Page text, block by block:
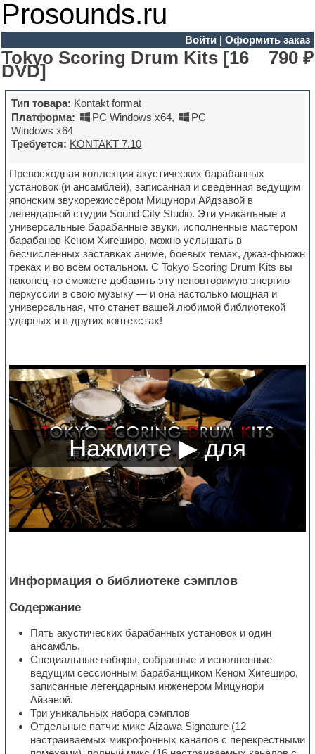
Prosounds.ru
Войти| Оформить заказ
Tokyo Scoring Drum Kits [16
DVD]
790 ₽
Тип товара: Kontakt format
Платформа:
PC Windows x64,
PC
Windows x64
Требуется: KONTAKT 7.10
Превосходная коллекция акустических барабанных
установок (и ансамблей), записанная и сведённая ведущим
японским звукорежиссёром Мицунори Айдзавой в
легендарной студии Sound City Studio. Эти уникальные и
универсальные барабанные звуки, исполненные мастером
барабанов Кеном Хигеширо, можно услышать в
бесчисленных заставках аниме, боевых темах, джаз-фьюжн
треках и во всём остальном. С Tokyo Scoring Drum Kits вы
наконец-то сможете добавить эту неповторимую энергию
перкуссии в свою музыку — и она настолько мощная и
универсальная, что станет вашей любимой библиотекой
ударных и в других контекстах!
Информация о библиотеке сэмплов
Содержание
Пять акустических барабанных установок и один
ансамбль.
Специальные наборы, собранные и исполненные
ведущим сессионным барабанщиком Кеном Хигеширо,
записанные легендарным инженером Мицунори
Айзавой.
Три уникальных набора сэмплов
Отдельные патчи: микс Aizawa Signature (12
настраиваемых микрофонных каналов с перекрестными